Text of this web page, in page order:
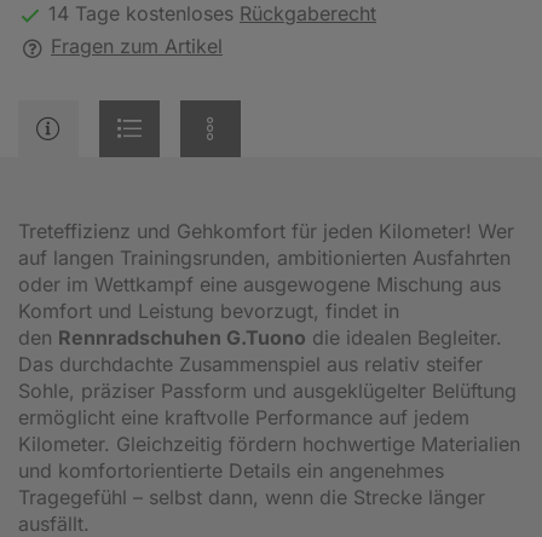
14 Tage kostenloses Rückgaberecht
Fragen zum Artikel
Treteffizienz und Gehkomfort für jeden Kilometer! Wer
auf langen Trainingsrunden, ambitionierten Ausfahrten
oder im Wettkampf eine ausgewogene Mischung aus
Komfort und Leistung bevorzugt, findet in
den Rennradschuhen G.Tuono die idealen Begleiter.
Das durchdachte Zusammenspiel aus relativ steifer
Sohle, präziser Passform und ausgeklügelter Belüftung
ermöglicht eine kraftvolle Performance auf jedem
Kilometer. Gleichzeitig fördern hochwertige Materialien
und komfortorientierte Details ein angenehmes
Tragegefühl – selbst dann, wenn die Strecke länger
ausfällt.